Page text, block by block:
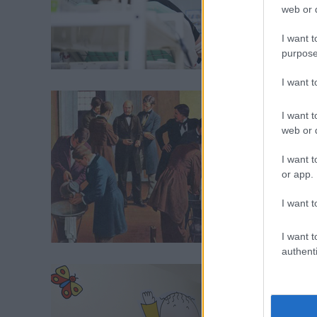
web or
I want
I want
I want
web or
I want
or app.
I want
I want